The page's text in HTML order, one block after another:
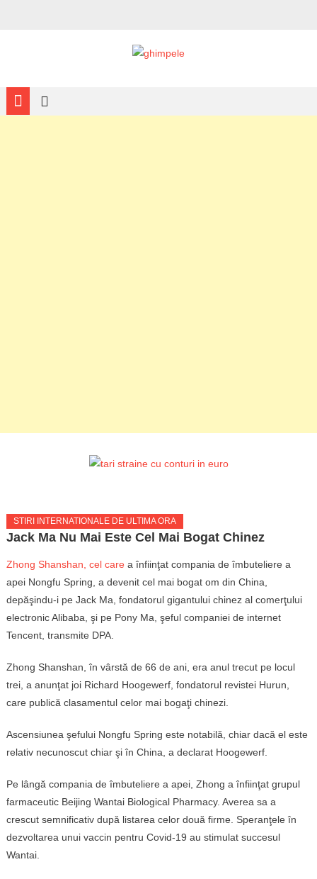
STIRI INTERNATIONALE DE ULTIMA ORA
Jack Ma Nu Mai Este Cel Mai Bogat Chinez
Zhong Shanshan, cel carea înfiinţat compania de îmbuteliere a
apei Nongfu Spring, a devenit cel mai bogat om din China,
depăşindu-i pe Jack Ma, fondatorul gigantului chinez al comerţului
electronic Alibaba, şi pe Pony Ma, şeful companiei de internet
Tencent, transmite DPA.
Zhong Shanshan, în vârstă de 66 de ani, era anul trecut pe locul
trei, a anunţat joi Richard Hoogewerf, fondatorul revistei Hurun,
care publică clasamentul celor mai bogaţi chinezi.
Ascensiunea şefului Nongfu Spring este notabilă, chiar dacă el este
relativ necunoscut chiar şi în China, a declarat Hoogewerf.
Pe lângă compania de îmbuteliere a apei, Zhong a înfiinţat grupul
farmaceutic Beijing Wantai Biological Pharmacy. Averea sa a
crescut semnificativ după listarea celor două firme. Speranţele în
dezvoltarea unui vaccin pentru Covid-19 au stimulat succesul
Wantai.